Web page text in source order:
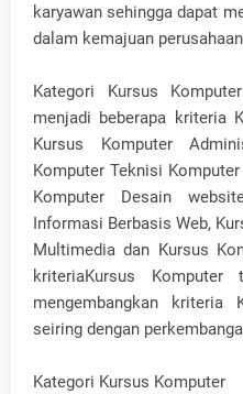
karyawan sehingga dapat
dalam kemajuan
Kategori Kursus
menjadi beberapa kriteria
Kursus Komputer
Komputer Teknisi
Komputer Desain
Informasi Berbasis Web,
Multimedia dan Kursus
kriteriaKursus
mengembangkan
seiring dengan
Kategori Kursus Komputer